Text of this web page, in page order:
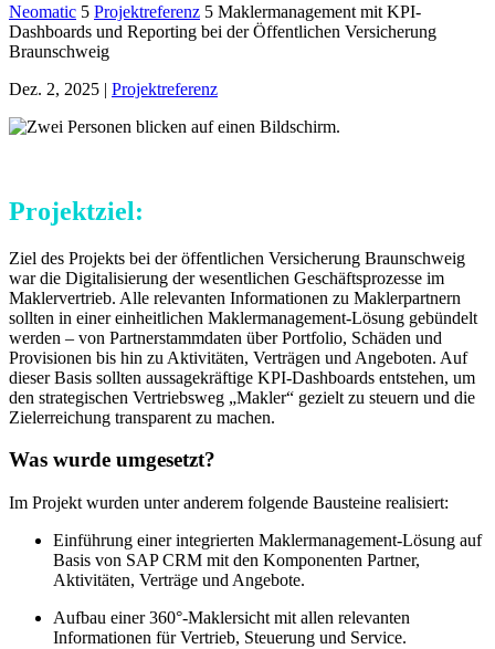
Neomatic 5 Projektreferenz 5 Maklermanagement mit KPI-
Dashboards und Reporting bei der Öffentlichen Versicherung
Braunschweig
Dez. 2, 2025 | Projektreferenz
Projektziel:
Ziel des Projekts bei der öffentlichen Versicherung Braunschweig
war die Digitalisierung der wesentlichen Geschäftsprozesse im
Maklervertrieb. Alle relevanten Informationen zu Maklerpartnern
sollten in einer einheitlichen Maklermanagement-Lösung gebündelt
werden – von Partnerstammdaten über Portfolio, Schäden und
Provisionen bis hin zu Aktivitäten, Verträgen und Angeboten. Auf
dieser Basis sollten aussagekräftige KPI-Dashboards entstehen, um
den strategischen Vertriebsweg „Makler“ gezielt zu steuern und die
Zielerreichung transparent zu machen.
Was wurde umgesetzt?
Im Projekt wurden unter anderem folgende Bausteine realisiert:
Einführung einer integrierten Maklermanagement-Lösung auf
Basis von SAP CRM mit den Komponenten Partner,
Aktivitäten, Verträge und Angebote.
Aufbau einer 360°-Maklersicht mit allen relevanten
Informationen für Vertrieb, Steuerung und Service.